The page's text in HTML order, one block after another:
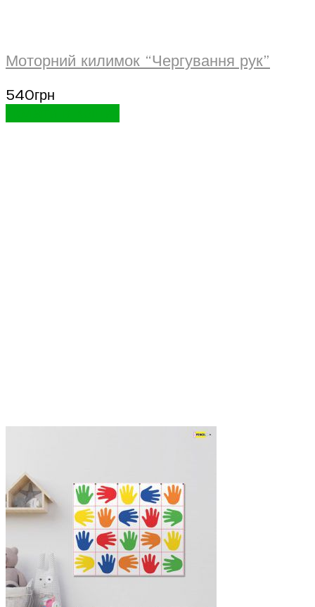
Моторний килимок “Чергування рук”
540грн